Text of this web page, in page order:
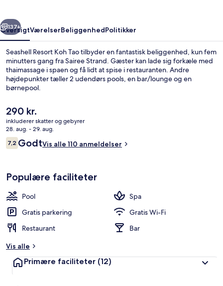
Næste
137+
OversigtVærelserBeliggenhedPolitikker
Seashell Resort Koh Tao tilbyder en fantastisk beliggenhed, kun fem
minutters gang fra Sairee Strand. Gæster kan lade sig forkæle med
thaimassage i spaen og få lidt at spise i restauranten. Andre
højdepunkter tæller 2 udendørs pools, en bar/lounge og en
børnepool.
Den
nuværende
pris
er
290 kr.
290 kr.
inkluderer skatter og gebyrer
28. aug. - 29. aug.
Anmeldelser
7,27,2 ud af 10.
GodtVis alle 110 anmeldelser
Populære faciliteter
Pool
Spa
Gratis parkering
Gratis Wi-Fi
Restaurant
Bar
Vis alle
Primære faciliteter (12)